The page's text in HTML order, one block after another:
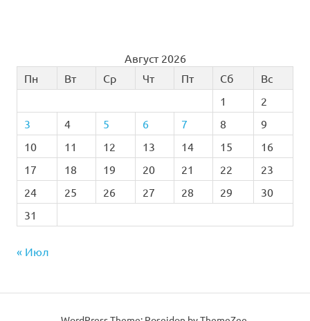
Август 2026
Пн
Вт Ср Чт Пт Сб
Вс
1
2
3
4 5 6 7 8
9
10
11 12 13 14 15
16
17
18 19 20 21 22
23
24
25 26 27 28 29
30
31
« Июл